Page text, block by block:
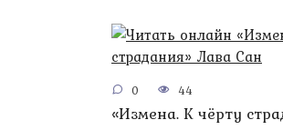
0 44
«Измена. К чёрту